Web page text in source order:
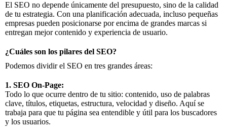
El SEO no depende únicamente del presupuesto, sino de la calidad
de tu estrategia. Con una planificación adecuada, incluso pequeñas
empresas pueden posicionarse por encima de grandes marcas si
entregan mejor contenido y experiencia de usuario.
¿Cuáles son los pilares del SEO?
Podemos dividir el SEO en tres grandes áreas:
1. SEO On-Page:
Todo lo que ocurre dentro de tu sitio: contenido, uso de palabras
clave, títulos, etiquetas, estructura, velocidad y diseño. Aquí se
trabaja para que tu página sea entendible y útil para los buscadores
y los usuarios.